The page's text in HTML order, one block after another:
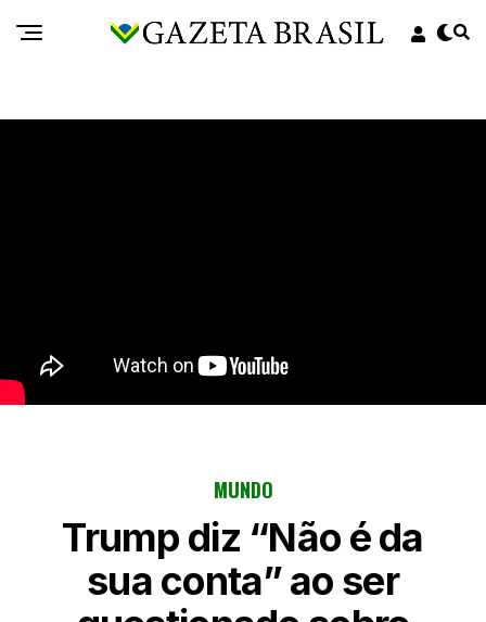
MUNDO
Trump diz “Não é da
sua conta” ao ser